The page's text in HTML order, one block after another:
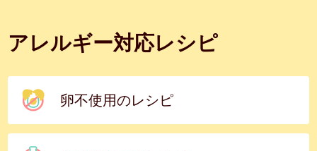
アレルギー対応レシピ
卵不使用のレシピ